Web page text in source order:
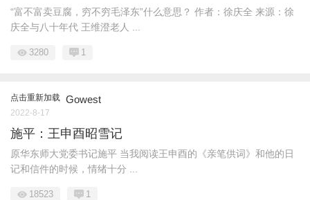
“富不富卖豆腐，穷不穷毛泽东”什么意思？ 作者：徐庆全 来源：徐
庆全与八十年代 王维澄老人 ...
3280 1
点击重新加载 Gowest
2022-8-17
施平：王申酉昭雪记
原华东师大党委书记施平 当我阅读王申酉的《亲笔供词》和他的日
记和信件的时候，情绪十分 ...
18523 1